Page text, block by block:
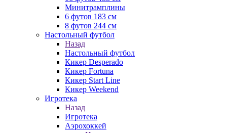
Минитрамплины
6 футов 183 см
8 футов 244 см
Настольный футбол
Назад
Настольный футбол
Кикер Desperado
Кикер Fortuna
Кикер Start Line
Кикер Weekend
Игротека
Назад
Игротека
Аэрохоккей